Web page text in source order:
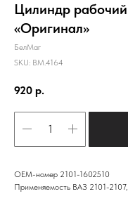
Цилиндр
«Оригинал»
БелМаг
SKU: BM.4164
920 р.
ОЕМ-номер 2101-1602510
Применяемость ВАЗ 2101-